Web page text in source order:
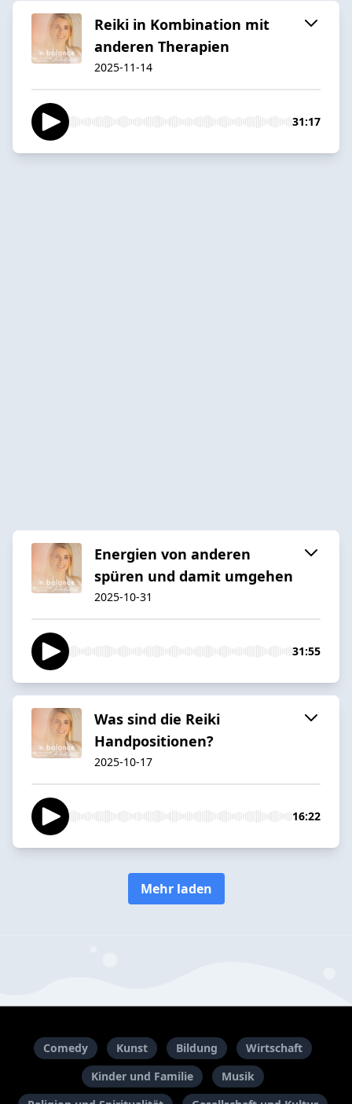
Reiki in Kombination mit
anderen Therapien
2025-11-14
31:17
Energien von anderen
spüren und damit umgehen
2025-10-31
31:55
Was sind die Reiki
Handpositionen?
2025-10-17
16:22
Mehr laden
Comedy Kunst Bildung
Wirtschaft
Kinder und Familie
Musik